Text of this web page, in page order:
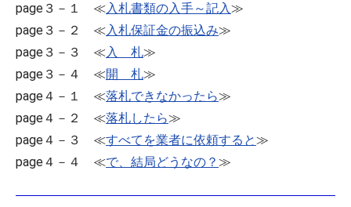
page３－１ ≪入札書類の入手～記入≫
page３－２ ≪入札保証金の振込み≫
page３－３ ≪入 札≫
page３－４ ≪開 札≫
page４－１ ≪落札できなかったら≫
page４－２ ≪落札したら≫
page４－３ ≪すべてを業者に依頼すると≫
page４－４ ≪で、結局どうなの？ ≫